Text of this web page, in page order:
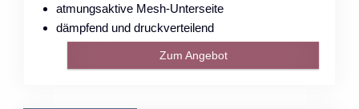
atmungsaktive Mesh-Unterseite
dämpfend und druckverteilend
Zum Angebot